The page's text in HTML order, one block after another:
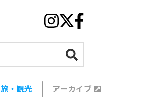
旅・観光 アーカイブ